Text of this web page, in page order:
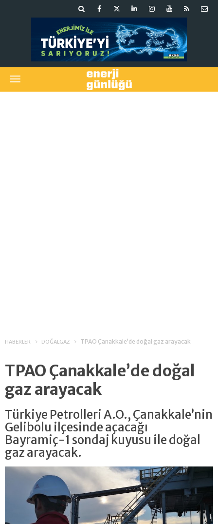
HABERLER DOĞALGAZ TPAO Çanakkale’de doğal gaz arayacak
TPAO Çanakkale’de doğal
gaz arayacak
Türkiye Petrolleri A.O., Çanakkale’nin
Gelibolu ilçesinde açacağı
Bayramiç-1 sondaj kuyusu ile doğal
gaz arayacak.